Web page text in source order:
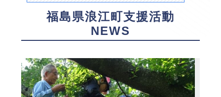
福島県浪江町支援活動
NEWS